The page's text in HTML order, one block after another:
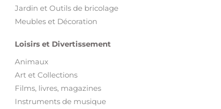
Jardin et Outils de bricolage
Meubles et Décoration
Loisirs et Divertissement
Animaux
Art et Collections
Films, livres, magazines
Instruments de musique